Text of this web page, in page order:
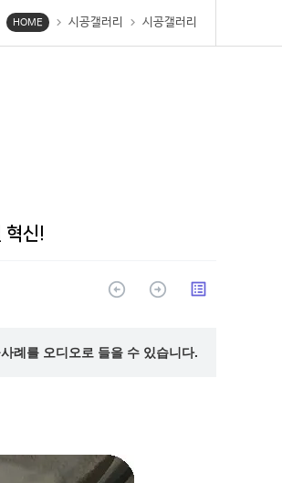
HOME chevron_right 시공갤러리 chevron_right 시공갤러리
혁신!
arrow_circle_up arrow_circle_up list_alt
례를 오디오로 들을 수 있습니다.